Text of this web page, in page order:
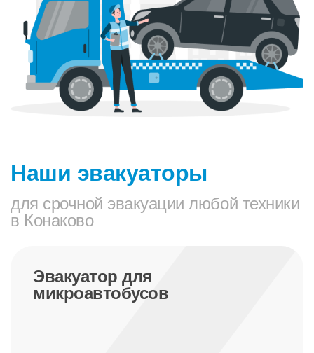
Наши эвакуаторы
для срочной эвакуации любой техники
в Конаково
Эвакуатор для
микроавтобусов